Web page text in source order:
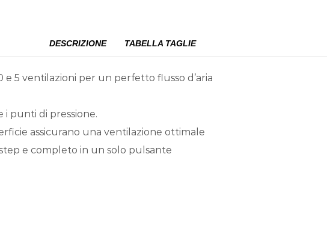
DESCRIZIONE TABELLA TAGLIE
5 ventilazioni per un perfetto flusso d’aria
punti di pressione.
assicurano una ventilazione ottimale
e completo in un solo pulsante